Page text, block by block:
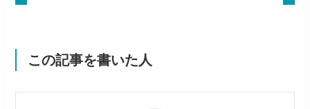
この記事を書いた人